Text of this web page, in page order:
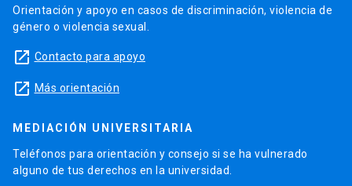
Orientación y apoyo en casos de discriminación, violencia de
género o violencia sexual.
launch Contacto para apoyo
launch Más orientación
MEDIACIÓN UNIVERSITARIA
Teléfonos para orientación y consejo si se ha vulnerado
alguno de tus derechos en la universidad.